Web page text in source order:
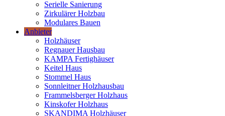
Serielle Sanierung
Zirkulärer Holzbau
Modulares Bauen
Anbieter
Holzhäuser
Regnauer Hausbau
KAMPA Fertighäuser
Keitel Haus
Stommel Haus
Sonnleitner Holzhausbau
Frammelsberger Holzhaus
Kinskofer Holzhaus
SKANDIMA Holzhäuser